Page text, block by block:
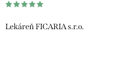
Lekáreň FICARIA s.r.o.